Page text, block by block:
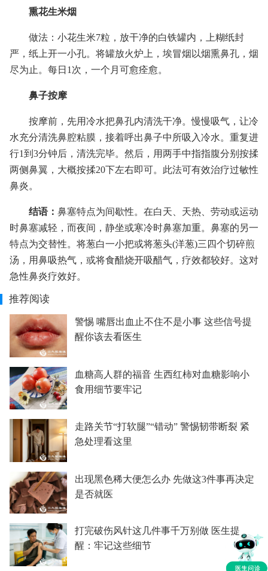
熏花生米烟
做法：小花生米7粒，放干净的白铁罐内，上糊纸封
严，纸上开一小孔。将罐放火炉上，埃冒烟以烟熏鼻孔，烟
尽为止。每日1次，一个月可愈痊愈。
鼻子按摩
按摩前，先用冷水把鼻孔内清洗干净。慢慢吸气，让冷
水充分清洗鼻腔粘膜，接着呼出鼻子中所吸入冷水。重复进
行1到3分钟后，清洗完毕。然后，用两手中指指腹分别按揉
两侧鼻翼，大概按揉20下左右即可。此法可有效治疗过敏性
鼻炎。
结语： 鼻塞特点为间歇性。在白天、天热、劳动或运动
时鼻塞减轻，而夜间，静坐或寒冷时鼻塞加重。鼻塞的另一
特点为交替性。将葱白一小把或将葱头(洋葱)三四个切碎煎
汤，用鼻吸热气，或将食醋烧开吸醋气，疗效都较好。这对
急性鼻炎疗效好。
推荐阅读
警惕 嘴唇出血止不住不是小事 这些信号提
醒你该去看医生
血糖高人群的福音 生西红柿对血糖影响小
食用细节要牢记
走路关节“打软腿”“错动” 警惕韧带断裂 紧
急处理看这里
出现黑色稀大便怎么办 先做这3件事再决定
是否就医
打完破伤风针这几件事千万别做 医生提
醒：牢记这些细节